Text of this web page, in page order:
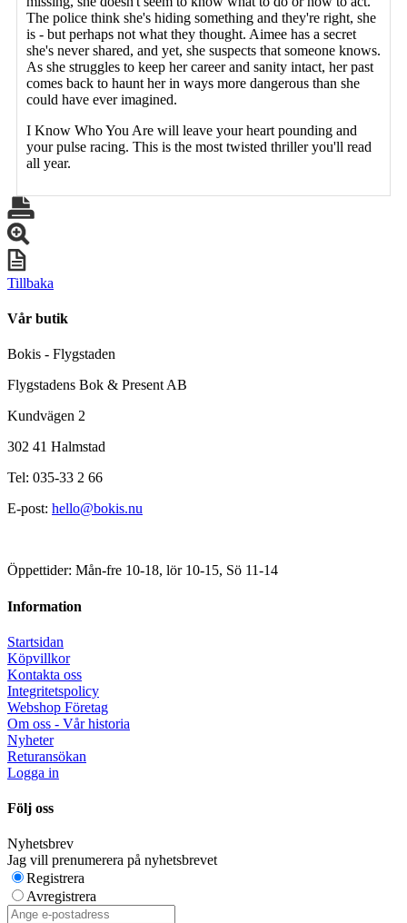
The police think she's hiding something and they're right, she
is - but perhaps not what they thought. Aimee has a secret
she's never shared, and yet, she suspects that someone knows.
As she struggles to keep her career and sanity intact, her past
comes back to haunt her in ways more dangerous than she
could have ever imagined.
I Know Who You Are will leave your heart pounding and
your pulse racing. This is the most twisted thriller you'll read
all year.
Tillbaka
Vår butik
Bokis - Flygstaden
Flygstadens Bok & Present AB
Kundvägen 2
302 41 Halmstad
Tel: 035-33 2 66
E-post: hello@bokis.nu
Öppettider: Mån-fre 10-18, lör 10-15, Sö 11-14
Information
Startsidan
Köpvillkor
Kontakta oss
Integritetspolicy
Webshop Företag
Om oss - Vår historia
Nyheter
Returansökan
Logga in
Följ oss
Nyhetsbrev
Jag vill prenumerera på nyhetsbrevet
Registrera
Avregistrera